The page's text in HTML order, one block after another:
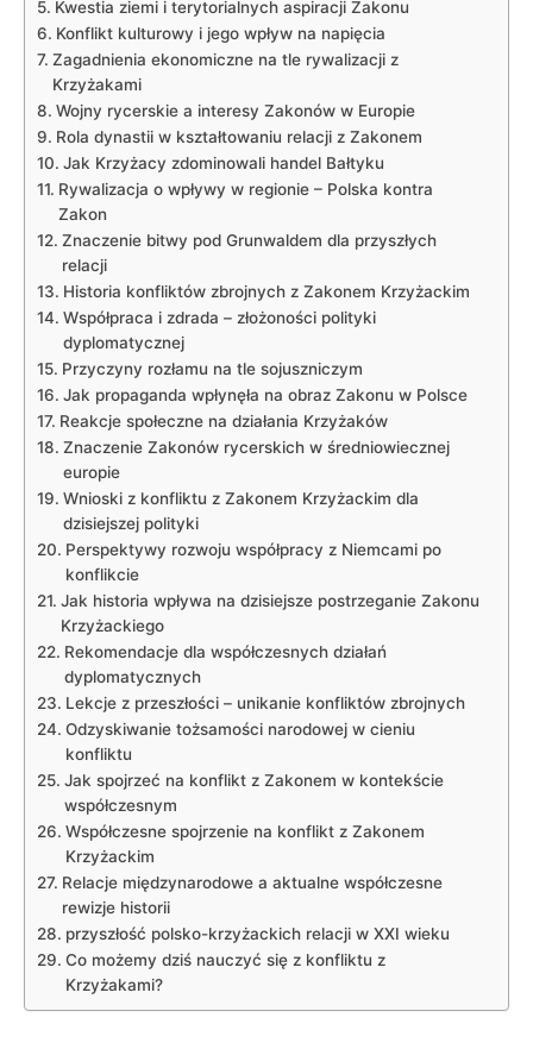
Kwestia ziemi i terytorialnych aspiracji Zakonu
Konflikt kulturowy i jego wpływ na napięcia
Zagadnienia ekonomiczne na tle rywalizacji z
Krzyżakami
Wojny rycerskie a interesy Zakonów w Europie
Rola dynastii w kształtowaniu relacji z Zakonem
Jak Krzyżacy zdominowali handel Bałtyku
Rywalizacja o wpływy w regionie – Polska kontra
Zakon
Znaczenie bitwy pod Grunwaldem dla przyszłych
relacji
Historia konfliktów zbrojnych z Zakonem Krzyżackim
Współpraca i zdrada – złożoności polityki
dyplomatycznej
Przyczyny rozłamu na tle sojuszniczym
Jak propaganda wpłynęła na obraz Zakonu w Polsce
Reakcje społeczne na działania Krzyżaków
Znaczenie Zakonów rycerskich w średniowiecznej
europie
Wnioski z konfliktu z Zakonem Krzyżackim dla
dzisiejszej polityki
Perspektywy rozwoju współpracy z Niemcami po
konflikcie
Jak historia wpływa na dzisiejsze postrzeganie Zakonu
Krzyżackiego
Rekomendacje dla współczesnych działań
dyplomatycznych
Lekcje z przeszłości – unikanie konfliktów zbrojnych
Odzyskiwanie tożsamości narodowej w cieniu
konfliktu
Jak spojrzeć na konflikt z Zakonem w kontekście
współczesnym
Współczesne spojrzenie na konflikt z Zakonem
Krzyżackim
Relacje międzynarodowe a aktualne współczesne
rewizje historii
przyszłość polsko-krzyżackich relacji w XXI wieku
Co możemy dziś nauczyć się z konfliktu z
Krzyżakami?